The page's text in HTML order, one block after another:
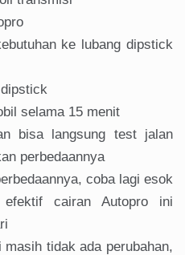
ke lubang dipstick
selama 15 menit
bisa langsung test jalan
perbedaannya
coba lagi esok
cairan Autopro ini
masih tidak ada perubahan,